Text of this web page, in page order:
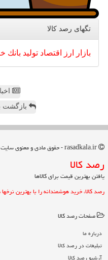
تگهای رصد كالا
بازار ارز اقتصاد تولید بانك
بازگشت
رصد كالا
یافتن بهترین قیمت برای کالاها
رصد کالا، خرید هوشمندانه را با بهترین
صفحات رصد كالا
درباره ما
تبلیغات در رصد كالا
آرشیو رصد كالا